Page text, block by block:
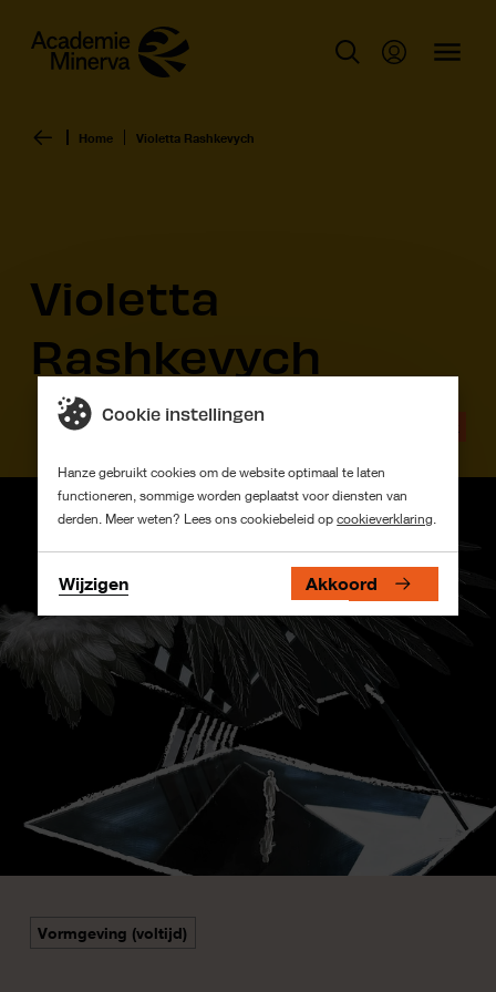
Home Violetta Rashkevych
Violetta
Rashkevych
Vormgeving (voltijd)
Cookie instellingen
Hanze gebruikt cookies om de website optimaal te laten
functioneren, sommige worden geplaatst voor diensten van
derden. Meer weten? Lees ons cookiebeleid opcookieverklaring.
Wijzigen Akkoord